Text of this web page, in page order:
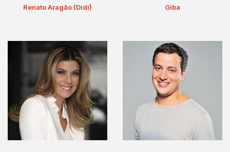
Renato Aragão (Didi) Giba